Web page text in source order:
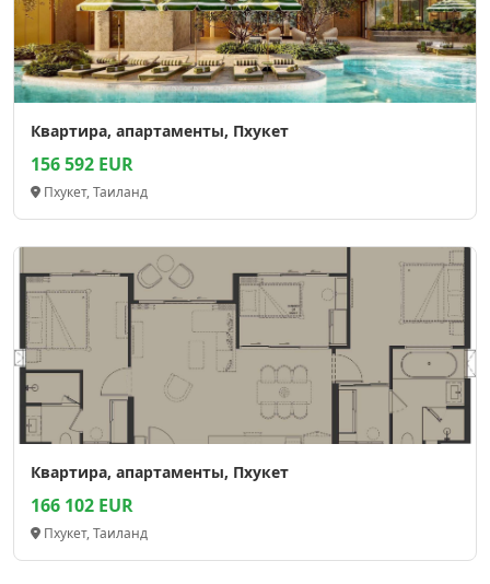
Квартира, апартаменты, Пхукет
156 592 EUR
Пхукет, Таиланд
Квартира, апартаменты, Пхукет
166 102 EUR
Пхукет, Таиланд